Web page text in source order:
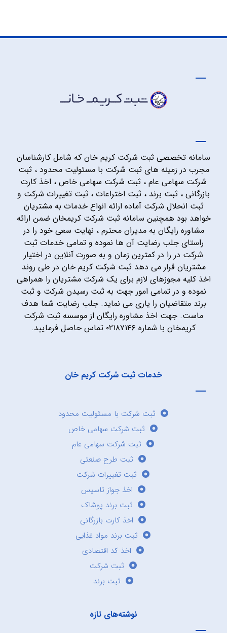
سامانه تخصصی ثبت شرکت کریم خان که شامل کارشناسان
مجرب در زمینه های ثبت شرکت با مسئولیت محدود ، ثبت
شرکت سهامی عام ، ثبت شرکت سهامی خاص ، اخذ کارت
بازرگانی ، ثبت برند ، ثبت اختراعات ، ثبت تغییرات شرکت و
ثبت انحلال شرکت آماده ارائه انواع خدمات به مشتریان
خواهد بود همچنین سامانه ثبت شرکت کریمخان ضمن ارائه
مشاوره رایگان به مدیران محترم ، نهایت سعی خود را در
راستای جلب رضایت آن ها نموده و تمامی خدمات ثبت
شرکت در را در کمترین زمان و به صورت آنلاین در اختیار
مشتریان قرار می دهد.ثبت شرکت کریم خان در طی روند
اخذ کلیه مجوزهای لازم برای یک شرکت مشتریان را همراهی
نموده و در تمامی امور جهت به ثبت رسیدن شرکت و ثبت
برند متقاضیان را یاری می نماید. جلب رضایت شما هدف
ماست. جهت اخذ مشاوره رایگان از موسسه ثبت شرکت
کریمخان با شماره ۰۲۱۸۷۱۴۶ تماس حاصل فرمایید.
خدمات ثبت شرکت کریم خان
ثبت شرکت با مسئولیت محدود
ثبت شرکت سهامی خاص
ثبت شرکت سهامی عام
ثبت طرح صنعتی
ثبت تغییرات شرکت
اخذ جواز تاسیس
ثبت برند پوشاک
اخذ کارت بازرگانی
ثبت برند مواد غذایی
اخذ کد اقتصادی
ثبت شرکت
ثبت برند
نوشته‌های تازه